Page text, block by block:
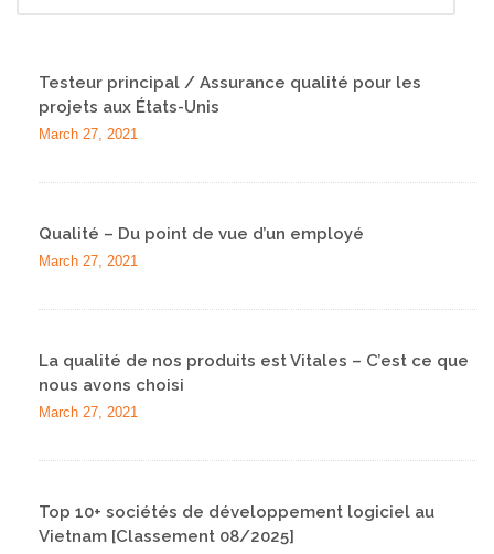
Testeur principal / Assurance qualité pour les
projets aux États-Unis
March 27, 2021
Qualité – Du point de vue d’un employé
March 27, 2021
La qualité de nos produits est Vitales – C’est ce que
nous avons choisi
March 27, 2021
Top 10+ sociétés de développement logiciel au
Vietnam [Classement 08/2025]